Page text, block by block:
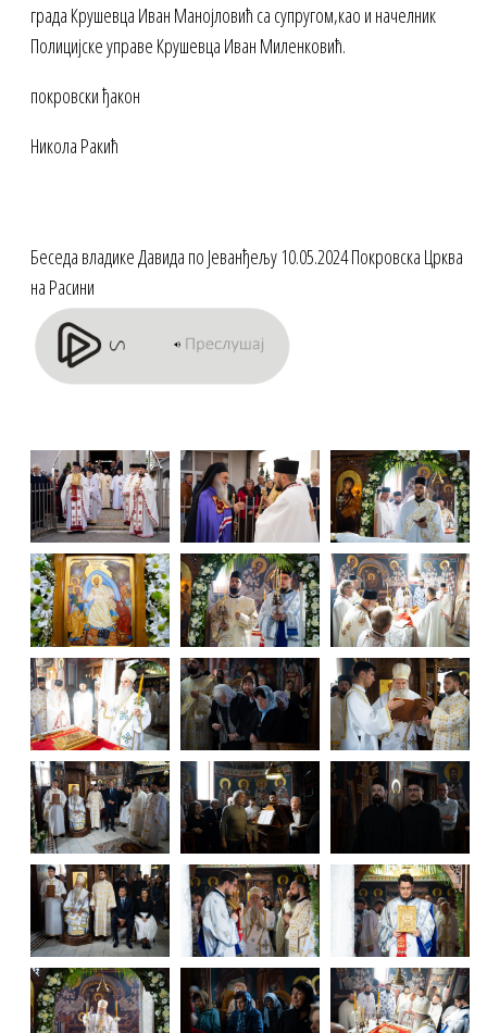
града Крушевца Иван Манојловић са супругом,као и начелник
Полицијске управе Крушевца Иван Миленковић.
покровски ђакон
Никола Ракић
Беседа владике Давида по Јеванђељу 10.05.2024 Покровска Црква
на Расини